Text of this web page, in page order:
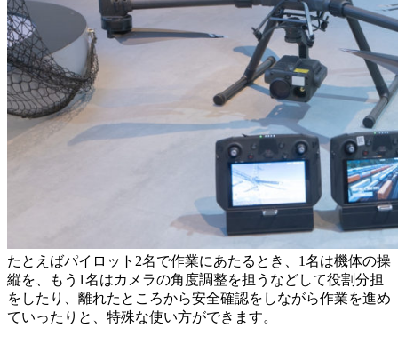
たとえばパイロット2名で作業にあたるとき、1名は機体の操
縦を、もう1名はカメラの角度調整を担うなどして役割分担
をしたり、離れたところから安全確認をしながら作業を進め
ていったりと、特殊な使い方ができます。